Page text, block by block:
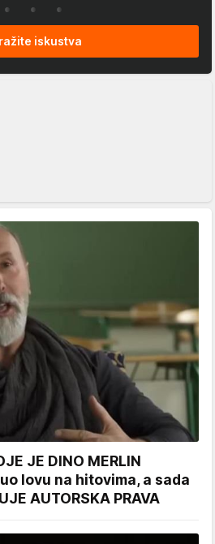
iskustva
JE DINO MERLIN
lovu na hitovima, a sada
AUTORSKA PRAVA